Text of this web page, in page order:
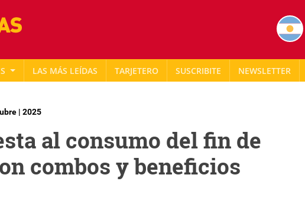
LAS MÁS LEÍDAS TARJETERO NEWSLETTER
| 2025
al consumo del fin de
combos y beneficios